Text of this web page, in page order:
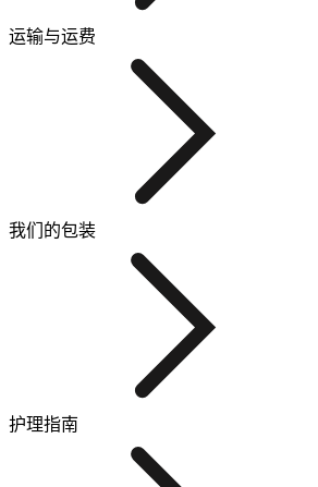
运输与运费
我们的包装
护理指南